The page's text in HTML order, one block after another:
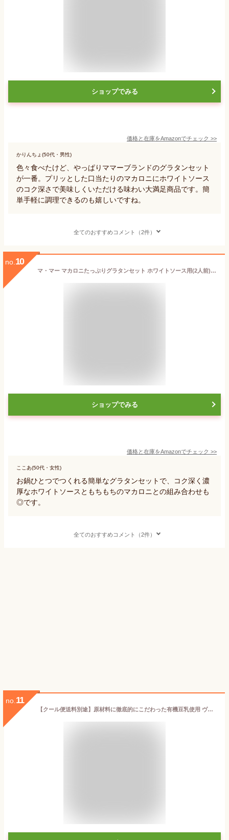
ショップでみる
価格と在庫をAmazonでチェック >>
かりんちょ(50代・男性)
色々食べたけど、やっぱりママーブランドのグラタンセット
が一番。プリッとした口当たりのマカロニにホワイトソース
のコク深さで美味しくいただける味わい大満足商品です。簡
単手軽に調理できるのも嬉しいですね。
全てのおすすめコメント（2件）
no. 10
マ・マー マカロニたっぷりグラタンセット ホワイトソース用(2人前) 86g×6個
ショップでみる
価格と在庫をAmazonでチェック >>
ここあ(50代・女性)
お鍋ひとつでつくれる簡単なグラタンセットで、コク深く濃
厚なホワイトソースともちもちのマカロニとの組み合わせも
◎です。
全てのおすすめコメント（2件）
no. 11
【クール便送料別途】原材料に徹底的にこだわった有機豆乳使用 ヴィーガン マカロニグラタン 180g rt